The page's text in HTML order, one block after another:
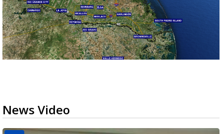
News Video